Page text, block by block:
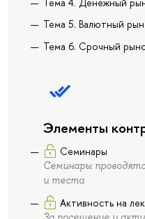
Тема 5. Валютный
Тема 6. Срочный
Элементы
Семинары
Семинары
и теста
Активность на